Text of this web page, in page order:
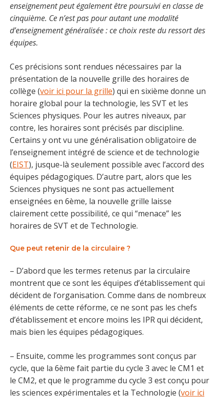
enseignement peut également être poursuivi en classe de
cinquième. Ce n’est pas pour autant une modalité
d’enseignement généralisée : ce choix reste du ressort des
équipes.
Ces précisions sont rendues nécessaires par la
présentation de la nouvelle grille des horaires de
collège (voir ici pour la grille) qui en sixième donne un
horaire global pour la technologie, les SVT et les
Sciences physiques. Pour les autres niveaux, par
contre, les horaires sont précisés par discipline.
Certains y ont vu une généralisation obligatoire de
l’enseignement intégré de science et de technologie
(EIST), jusque-là seulement possible avec l’accord des
équipes pédagogiques. D’autre part, alors que les
Sciences physiques ne sont pas actuellement
enseignées en 6ème, la nouvelle grille laisse
clairement cette possibilité, ce qui “menace” les
horaires de SVT et de Technologie.
Que peut retenir de la circulaire ?
– D’abord que les termes retenus par la circulaire
montrent que ce sont les équipes d’établissement qui
décident de l’organisation. Comme dans de nombreux
éléments de cette réforme, ce ne sont pas les chefs
d’établissement et encore moins les IPR qui décident,
mais bien les équipes pédagogiques.
– Ensuite, comme les programmes sont conçus par
cycle, que la 6ème fait partie du cycle 3 avec le CM1 et
le CM2, et que le programme du cycle 3 est conçu pour
les sciences expérimentales et la Technologie (voir ici